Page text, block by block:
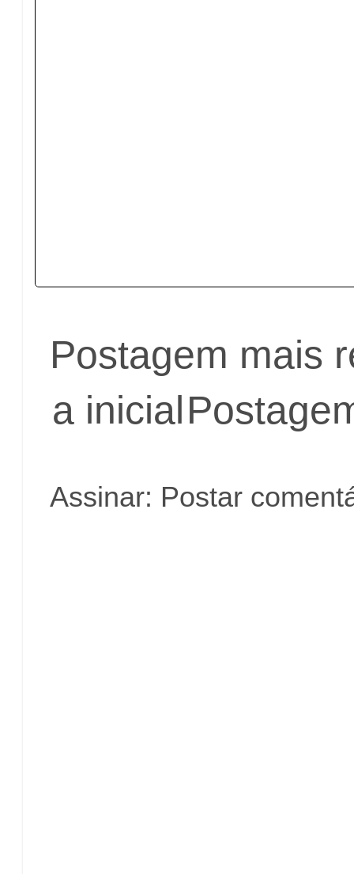
Postagem mais
a inicial
Assinar: Postar